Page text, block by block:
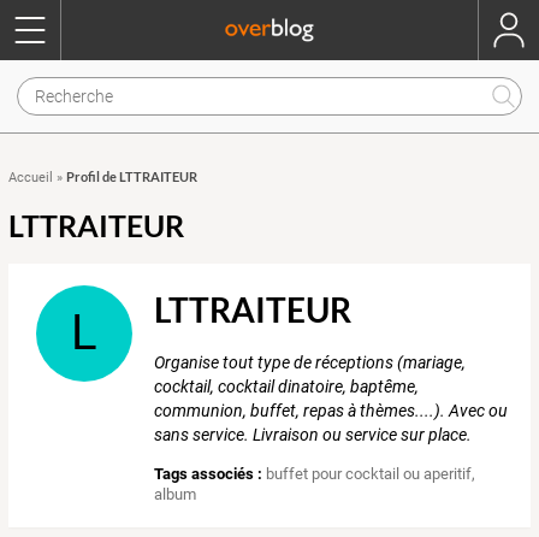
Accueil » Profil de LTTRAITEUR
LTTRAITEUR
L LTTRAITEUR
Organise tout type de réceptions (mariage,
cocktail, cocktail dinatoire, baptême,
communion, buffet, repas à thèmes....). Avec ou
sans service. Livraison ou service sur place.
Tags associés : buffet pour cocktail ou aperitif,
album